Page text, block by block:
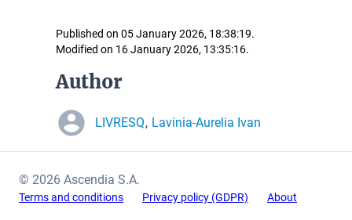
Published on 05 January 2026, 18:38:19.
Modified on 16 January 2026, 13:35:16.
Author
LIVRESQ, Lavinia-Aurelia Ivan
© 2026 Ascendia S.A.
Terms and conditions Privacy policy (GDPR) About